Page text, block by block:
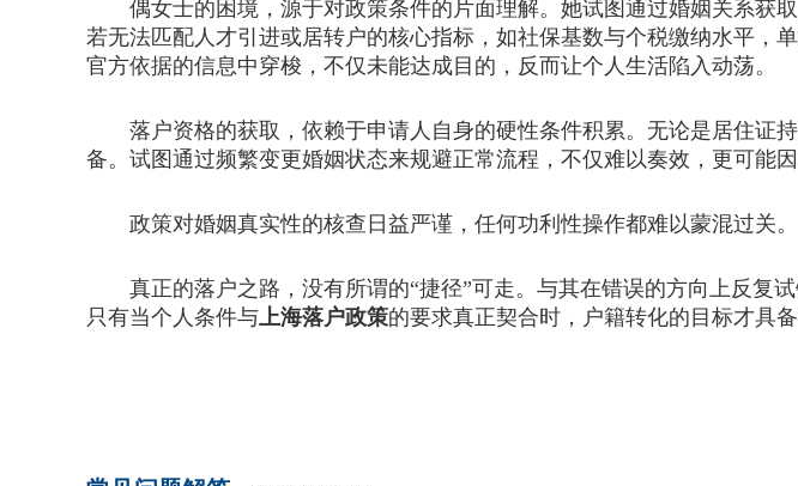
偶女士的困境，源于对政策条件的片面理解。她试图通过婚姻关系获取
若无法匹配人才引进或居转户的核心指标，如社保基数与个税缴纳水平，
官方依据的信息中穿梭，不仅未能达成目的，反而让个人生活陷入动荡。
落户资格的获取，依赖于申请人自身的硬性条件积累。无论是居住证
备。试图通过频繁变更婚姻状态来规避正常流程，不仅难以奏效，更可能
政策对婚姻真实性的核查日益严谨，任何功利性操作都难以蒙混过关。
真正的落户之路，没有所谓的“捷径”可走。与其在错误的方向上反复试
只有当个人条件与上海落户政策的要求真正契合时，户籍转化的目标才具备